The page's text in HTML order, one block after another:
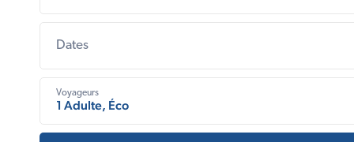
Dates
Voyageurs
1 Adulte, Éco